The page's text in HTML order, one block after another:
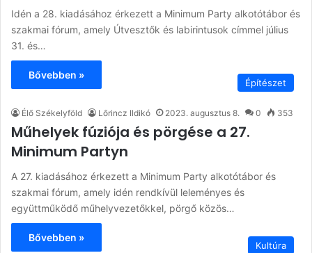
Idén a 28. kiadásához érkezett a Minimum Party alkotótábor és
szakmai fórum, amely Útvesztők és labirintusok címmel július
31. és…
Bővebben »
Építészet
Élő Székelyföld Lőrincz Ildikó 2023. augusztus 8. 0 353
Műhelyek fúziója és pörgése a 27.
Minimum Partyn
A 27. kiadásához érkezett a Minimum Party alkotótábor és
szakmai fórum, amely idén rendkívül leleményes és
együttműködő műhelyvezetőkkel, pörgő közös…
Bővebben »
Kultúra